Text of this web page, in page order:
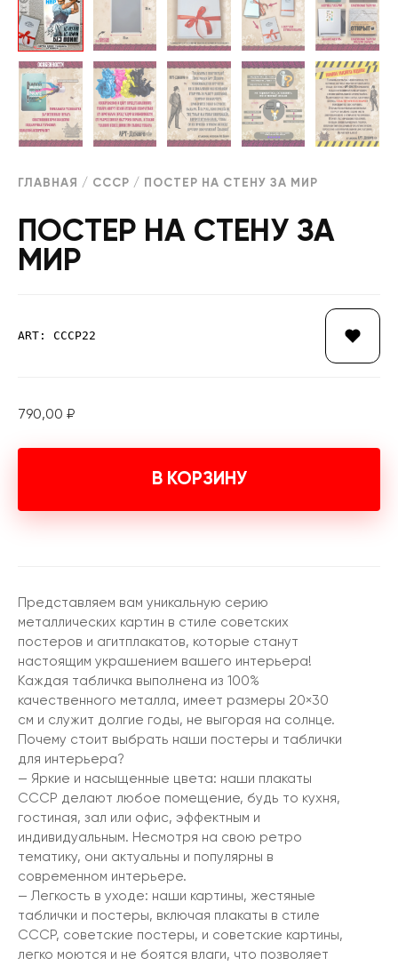
ГЛАВНАЯ / СССР / ПОСТЕР НА СТЕНУ ЗА МИР
ПОСТЕР НА СТЕНУ ЗА
МИР
ART: СССР22
790,00 ₽
В КОРЗИНУ
Представляем вам уникальную серию
металлических картин в стиле советских
постеров и агитплакатов, которые станут
настоящим украшением вашего интерьера!
Каждая табличка выполнена из 100%
качественного металла, имеет размеры 20×30
см и служит долгие годы, не выгорая на солнце.
Почему стоит выбрать наши постеры и таблички
для интерьера?
— Яркие и насыщенные цвета: наши плакаты
СССР делают любое помещение, будь то кухня,
гостиная, зал или офис, эффектным и
индивидуальным. Несмотря на свою ретро
тематику, они актуальны и популярны в
современном интерьере.
— Легкость в уходе: наши картины, жестяные
таблички и постеры, включая плакаты в стиле
СССР, советские постеры, и советские картины,
легко моются и не боятся влаги, что позволяет